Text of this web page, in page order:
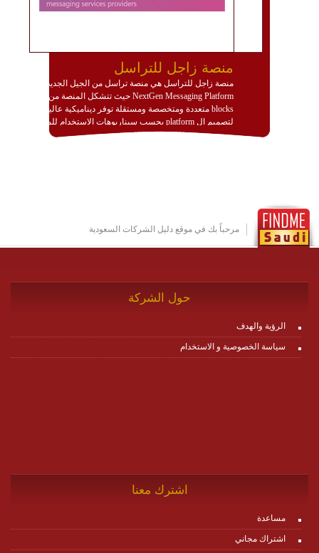
منصة زاجل للتراسل
منصة زاجل للتراسل هي منصة تراسل من الجيل الجديد
NextGen Messaging Platform حيث تتشكل المنصة من
blocks متعددة ومتخصصة ومستقلة توفر ديناميكية عالية
لتصميم ال platform بحسب سيناريوهات الاستخدام للمنصة
وتتوافق مع النشر والاستثمار ضمن بيئة استضافة dedicated
http://www.plutosms.com/zagel
مرحباً بك في موقع دليل الشركات السعودية
حول الشركة
الرؤية والهدف
سياسة الخصوصية و الاستخدام
اشترك معنا
مساعدة
اشتراك مجاني